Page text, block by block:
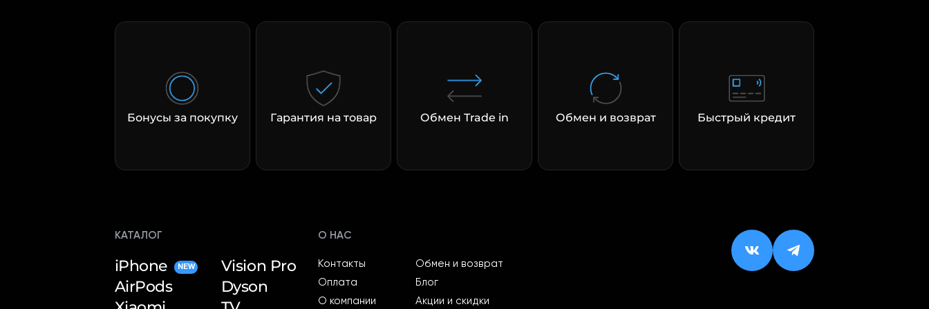
Бонусы за покупку Гарантия на товар Обмен Trade in Обмен и возврат Быстрый кредит
КАТАЛОГ
iPhone NEW
AirPods
Vision Pro
Dyson
О НАС
Контакты
Оплата
О компании
Обмен и возврат
Блог
Акции и скидки
раз в 2 недели